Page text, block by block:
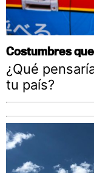
Costumbres
¿Qué
tu país?